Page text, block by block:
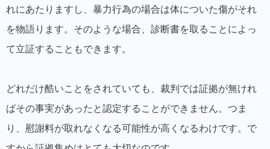
れにあたりますし、暴力行為の場合は体についた傷がそれ
を物語ります。そのような場合、診断書を取ることによっ
て立証することもできます。
どれだけ酷いことをされていても、裁判では証拠が無けれ
ばその事実があったと認定することができません。つま
り、慰謝料が取れなくなる可能性が高くなるわけです。で